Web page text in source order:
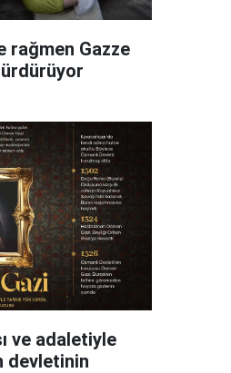
rağmen Gazze
ve adaletiyle
devletinin